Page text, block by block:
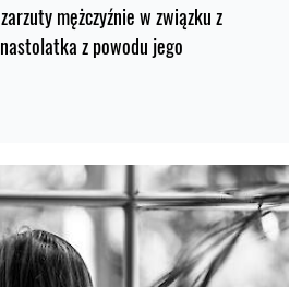
mężczyźnie w związku z
z powodu jego